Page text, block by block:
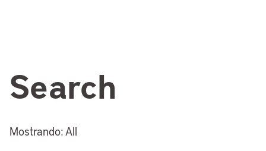
Search
Mostrando: All